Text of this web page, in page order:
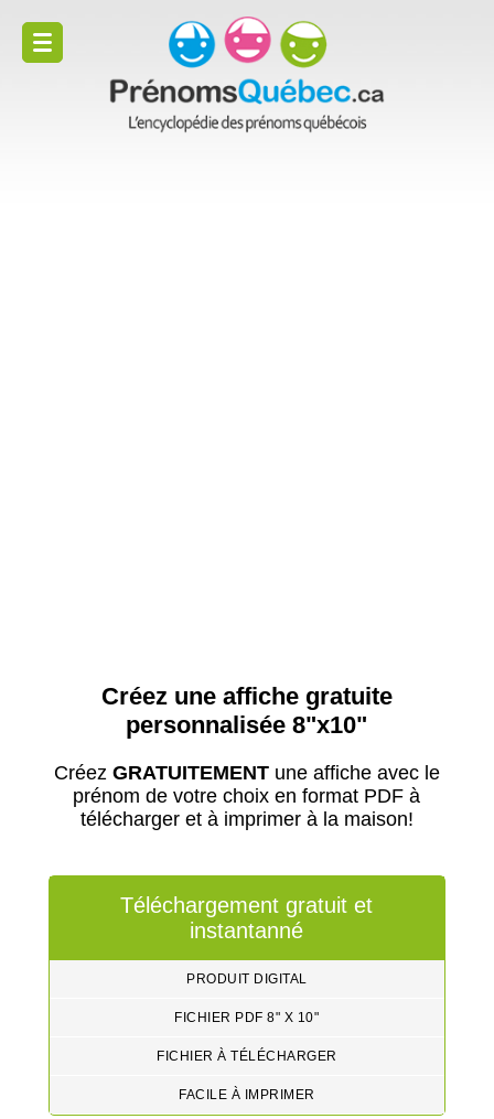
Créez une affiche gratuite
personnalisée 8"x10"
Créez GRATUITEMENTune affiche avec le
prénom de votre choix en format PDF à
télécharger et à imprimer à la maison!
Téléchargement gratuit et
instantanné
PRODUIT DIGITAL
FICHIER PDF 8" X 10"
FICHIER À TÉLÉCHARGER
FACILE À IMPRIMER